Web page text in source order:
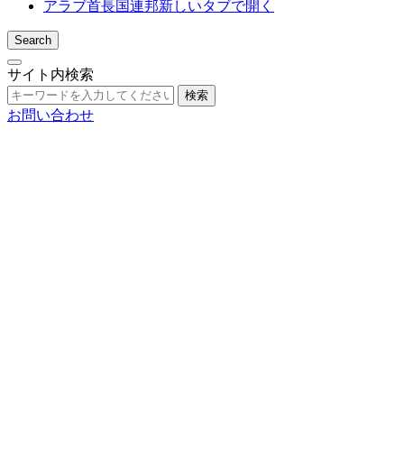
アラブ首長国連邦新しいタブで開く
Search
サイト内検索
検索
お問い合わせ